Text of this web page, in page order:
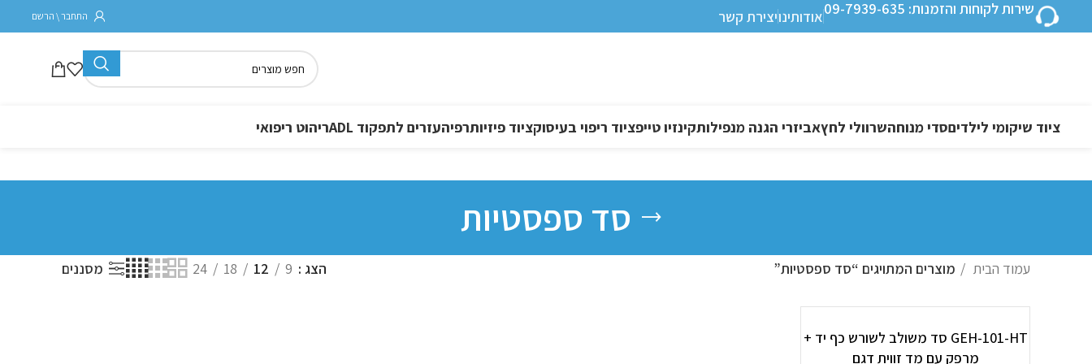
שירות לקוחות והזמנות: 09-7939-635 אודותינויצירת קשר התחבר \ הרשם
ציוד שיקומי לילדיםסדי מנוחהשרוולי לחץאביזרי הגנה מנפילותקינזיו טייפציוד ריפוי בעיסוקציוד פיזיותרפיהעזרים לתפקוד ADL ריהוט ריפואי
סד ספסטיות
עמוד הבית מוצרים המתויגים “סד ספסטיות” הצג 9
12
18
24 מסננים
GEH-101-HT סד משולב לשורש כף יד +
מרפק עם מד זווית דגם